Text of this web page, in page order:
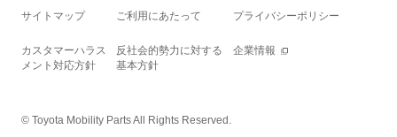
サイトマップ ご利用にあたって プライバシーポリシー
カスタマーハラス
メント対応方針
反社会的勢力に対する
基本方針
企業情報
© Toyota Mobility Parts All Rights Reserved.